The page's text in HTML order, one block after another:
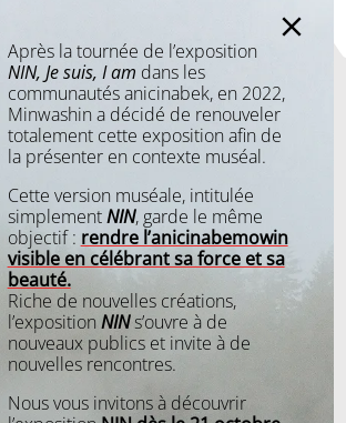
Kawik
motifs de
de porc-
épic
Après la tournée de l’exposition
NIN, Je suis, I am dans les
communautés anicinabek, en 2022,
Minwashin a décidé de renouveler
totalement cette exposition afin de
la présenter en contexte muséal.
Cette version muséale, intitulée
simplementNIN, garde le même
objectif : rendre l’anicinabemowin
visible en célébrant sa force et sa
beauté.
Riche de nouvelles créations,
l’expositionNINs’ouvre à de
nouveaux publics et invite à de
nouvelles rencontres.
Nous vous invitons à découvrir